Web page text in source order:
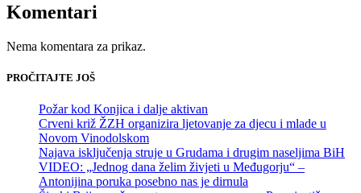
Komentari
Nema komentara za prikaz.
PROČITAJTE JOŠ
Požar kod Konjica i dalje aktivan
Crveni križ ŽZH organizira ljetovanje za djecu i mlade u
Novom Vinodolskom
Najava isključenja struje u Grudama i drugim naseljima BiH
VIDEO: „Jednog dana želim živjeti u Međugorju“ –
Antonijina poruka posebno nas je dirnula